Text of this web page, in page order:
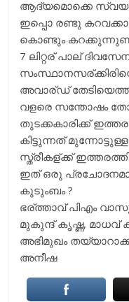
ആദ്യമൊക്കെ
ഇപ്പൊ രണ്ടു
കൊണ്ടും
7 ലിറ്റര് പാല്
അവാര്ഡ്
വളരെ സന്തോഷം
തുടക്കകാരിക്ക്
കിട്ടുന്നത്
സ്ത്രീകള്ക്ക്
ഇത് ഒരു
കുടുംബം ?
ഭര്ത്താവ് പിഎം
മുകുന്ദ് കൃഷ്ണ, മാധവ്
അഭിമുഖം
അനീഷ